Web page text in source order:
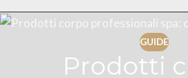
GUIDE
Prodotti